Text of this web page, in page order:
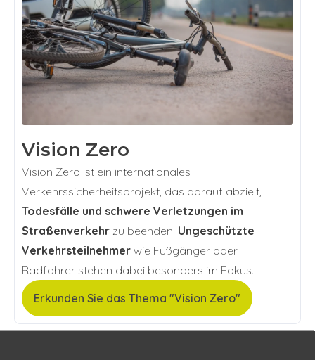
Vision Zero
Vision Zero ist ein internationales
Verkehrssicherheitsprojekt, das darauf abzielt,
Todesfälle und schwere Verletzungen im
Straßenverkehr zu beenden. Ungeschützte
Verkehrsteilnehmer wie Fußgänger oder
Radfahrer stehen dabei besonders im Fokus.
Erkunden Sie das Thema "Vision Zero"